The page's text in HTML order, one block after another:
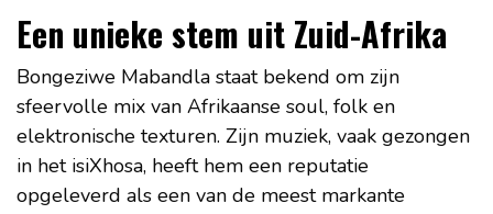
Een unieke stem uit Zuid-Afrika
Bongeziwe Mabandla staat bekend om zijn
sfeervolle mix van Afrikaanse soul, folk en
elektronische texturen. Zijn muziek, vaak gezongen
in het isiXhosa, heeft hem een reputatie
opgeleverd als een van de meest markante